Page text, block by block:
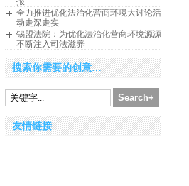
全力推进优化法治化营商环境大讨论活
动走深走实
锡盟法院：为优化法治化营商环境源源
不断注入司法滋养
搜索你需要的创意…
友情链接